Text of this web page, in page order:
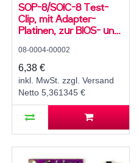
SOP-8/SOIC-8 Test-
Clip, mit Adapter-
Platinen, zur BIOS- und
Programmierung,
93Cxx / 25Cxx / 24Cxx
08-0004-00002
6,38 €
inkl. MwSt. zzgl. Versand
Netto 5,361345 €